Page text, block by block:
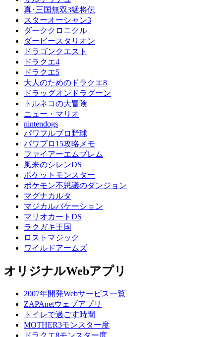
真･三国無双3猛将伝
スターオーシャン3
ダーククロニクル
ダービースタリオン
ドラゴンクエスト
ドラクエ4
ドラクエ5
大人のためのドラクエ8
ドラッグオンドラグーン
トルネコの大冒険
ニュー・マリオ
nintendogs
パワフルプロ野球
パワプロ15攻略メモ
ファイアーエムブレム
風来のシレンDS
ポケットモンスター
ポケモン不思議のダンジョン
マグナカルタ
マジカルバケーション
マリオカートDS
ラクガキ王国
ロストマジック
ワイルドアームズ
オリジナルWebアプリ
2007年開発Webサービス一覧
ZAPAnetウェブアプリ
トイレで過ごす時間
MOTHER3モンスター度